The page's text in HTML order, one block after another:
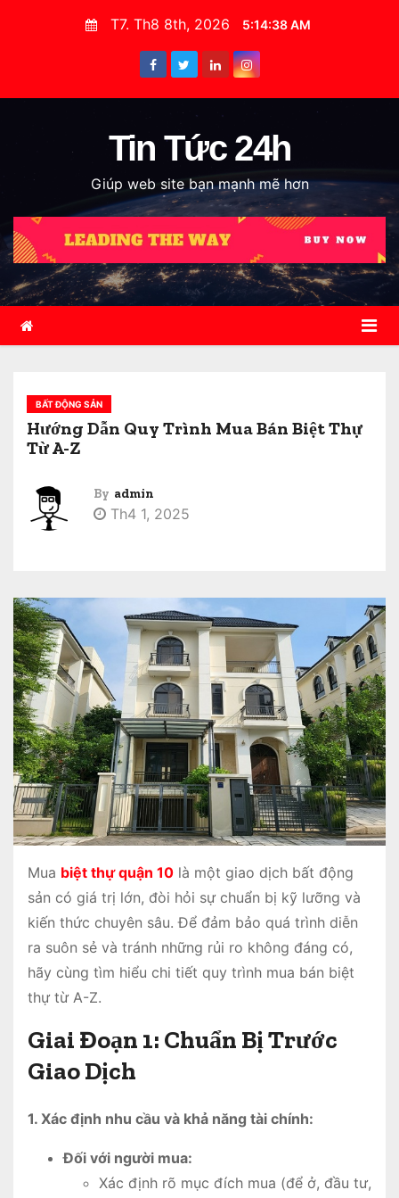
t
e
n
t
T7. Th8 8th, 2026 5:14:39 AM
Tin Tức 24h
Giúp web site bạn mạnh mẽ hơn
BẤT ĐỘNG SẢN
Hướng Dẫn Quy Trình Mua Bán Biệt Thự
Từ A-Z
By admin
Th4 1, 2025
Mua biệt thự quận 10 là một giao dịch bất động
sản có giá trị lớn, đòi hỏi sự chuẩn bị kỹ lưỡng và
kiến thức chuyên sâu. Để đảm bảo quá trình diễn
ra suôn sẻ và tránh những rủi ro không đáng có,
hãy cùng tìm hiểu chi tiết quy trình mua bán biệt
thự từ A-Z.
Giai Đoạn 1: Chuẩn Bị Trước
Giao Dịch
1. Xác định nhu cầu và khả năng tài chính:
Đối với người mua:
Xác định rõ mục đích mua (để ở, đầu tư,